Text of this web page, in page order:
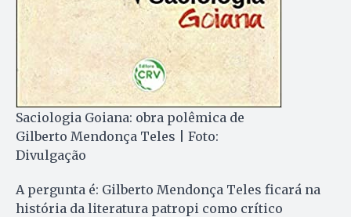
Saciologia Goiana: obra polêmica de
Gilberto Mendonça Teles | Foto:
Divulgação
A pergunta é: Gilberto Mendonça Teles ficará na
história da literatura patropi como crítico